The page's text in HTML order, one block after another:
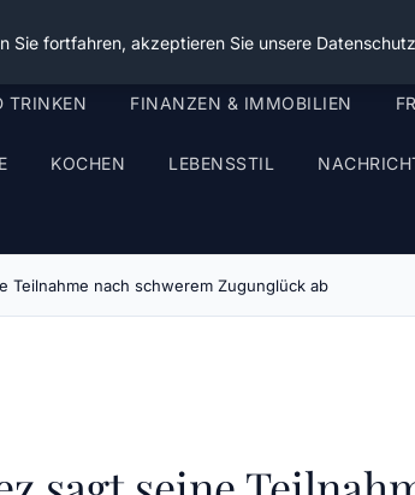
TRINKEN FINANZEN & IMMOBILIEN
KOCHEN LEBENSSTIL
Teilnahme nach schwerem Zugunglück ab
Sie fortfahren, akzeptieren Sie unsere